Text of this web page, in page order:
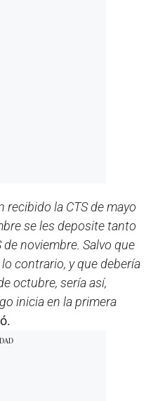
recibido la CTS de mayo
se les deposite tanto
de noviembre. Salvo que
contrario, y que debería
octubre, sería así,
inicia en la primera